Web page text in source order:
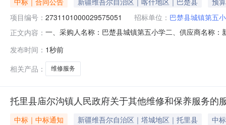
项目编号： 2731101000029575051 招标单位： 巴楚县城镇第五
正文内容： 一、采购人名称：巴楚县城镇第五小学二、供应商名称
或标的基本概况：七、其它事项：详见附件中的合同文
0
发布时间： 1秒前
相关产品：
维修服务
托里县庙尔沟镇人民政府关于其他维修和保养服务的
中标｜中标通知 新疆维吾尔自治区｜塔城地区｜托里县
中